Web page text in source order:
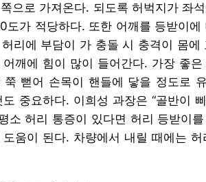
으로 가져온다. 되도록 허벅지가 좌
도가 적당하다. 또한 어깨를 등받이
리에 부담이 가 충돌 시 충격이 몸에
깨에 힘이 많이 들어간다. 가장 좋
뻗어 손목이 핸들에 닿을 정도로
중요하다. 이희성 과장은 “골반이
소 허리 통증이 있다면 허리 등받이
움이 된다. 차량에서 내릴 때에는